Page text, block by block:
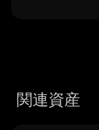
関連資産